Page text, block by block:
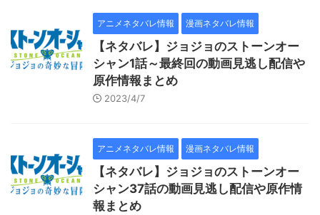
アニメネタバレ情報 漫画ネタバレ情報
【ネタバレ】ジョジョのストーンオー
シャン1話～最終回の動画見逃し配信や
原作情報まとめ
2023/4/7
アニメネタバレ情報 漫画ネタバレ情報
【ネタバレ】ジョジョのストーンオー
シャン37話の動画見逃し配信や原作情
報まとめ